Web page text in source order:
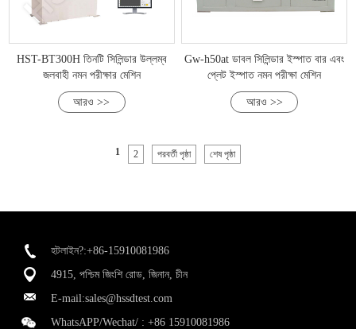
HST-BT300H তিনটি সিলিন্ডার উল্লম্ব
জলবাহী নমন পরীক্ষার মেশিন
আরও >>
Gw-h50at ডাবল সিলিন্ডার ইস্পাত বার এবং
প্লেট ইস্পাত নমন পরীক্ষা মেশিন
আরও >>
1 2 পরবর্তী পৃষ্ঠা শেষ পৃষ্ঠা
হটলাইন?:+86-15910081986
4915, পশ্চিম জিংশি রোড, জিনান, চীন
E-mail:sales@hssdtest.com
WhatsAPP/Wechat/ :+86 15910081986